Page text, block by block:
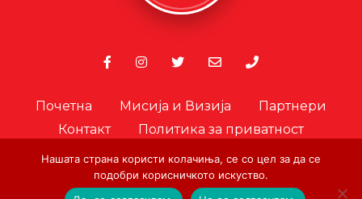
Почетна Мисија и Визија
Партнери
Контакт
Политика за приватност
Политика за колачиња
Офицер за лични податоци
Нашата страна користи колачиња, се со цел за да се
подобри корисничкото искуство.